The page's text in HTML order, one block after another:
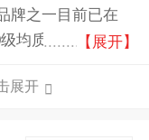
牌之一目前已在
均质环保刨花板
【展开】
展开